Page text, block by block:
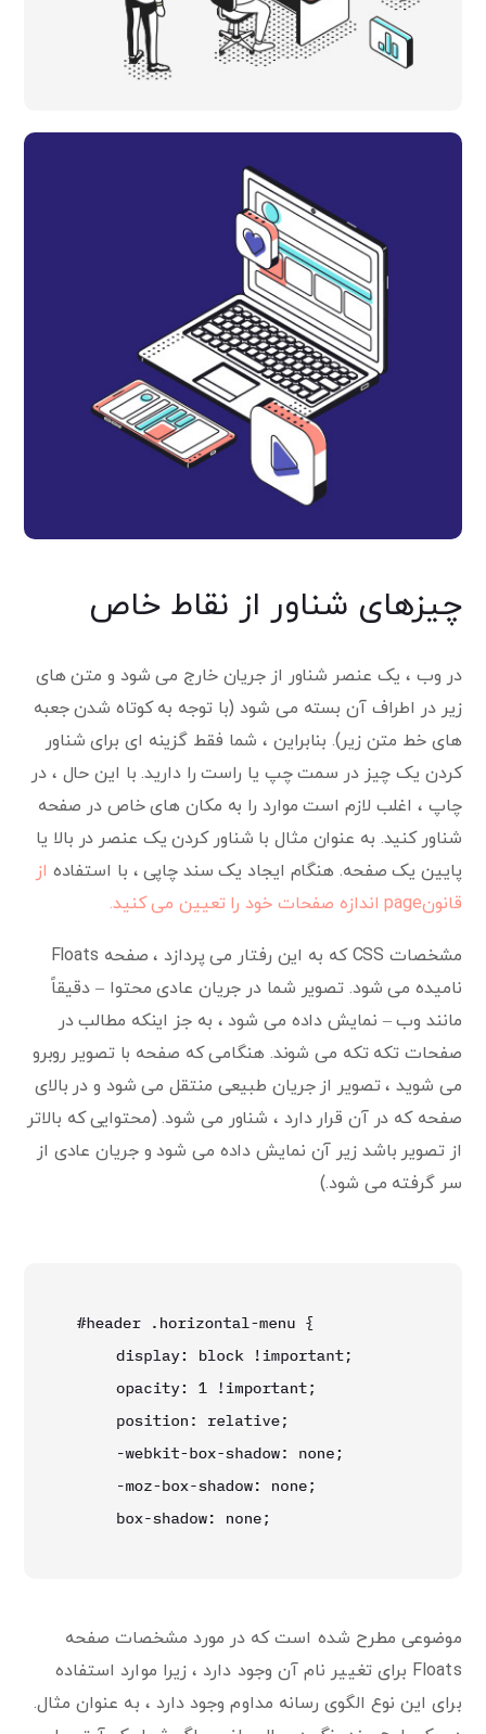
چیزهای شناور از نقاط خاص
در وب ، یک عنصر شناور از جریان خارج می شود و متن های
زیر در اطراف آن بسته می شود (با توجه به کوتاه شدن جعبه
های خط متن زیر). بنابراین ، شما فقط گزینه ای برای شناور
کردن یک چیز در سمت چپ یا راست را دارید. با این حال ، در
چاپ ، اغلب لازم است موارد را به مکان های خاص در صفحه
شناور کنید. به عنوان مثال با شناور کردن یک عنصر در بالا یا
پایین یک صفحه. هنگام ایجاد یک سند چاپی ، با استفاده از
قانونpage اندازه صفحات خود را تعیین می کنید.
مشخصات CSS که به این رفتار می پردازد ، صفحه Floats
نامیده می شود. تصویر شما در جریان عادی محتوا – دقیقاً
مانند وب – نمایش داده می شود ، به جز اینکه مطالب در
صفحات تکه تکه می شوند. هنگامی که صفحه با تصویر روبرو
می شوید ، تصویر از جریان طبیعی منتقل می شود و در بالای
صفحه که در آن قرار دارد ، شناور می شود. (محتوایی که بالاتر
از تصویر باشد زیر آن نمایش داده می شود و جریان عادی از
سر گرفته می شود.)
موضوعی مطرح شده است که در مورد مشخصات صفحه
Floats برای تغییر نام آن وجود دارد ، زیرا موارد استفاده
برای این نوع الگوی رسانه مداوم وجود دارد ، به عنوان مثال.